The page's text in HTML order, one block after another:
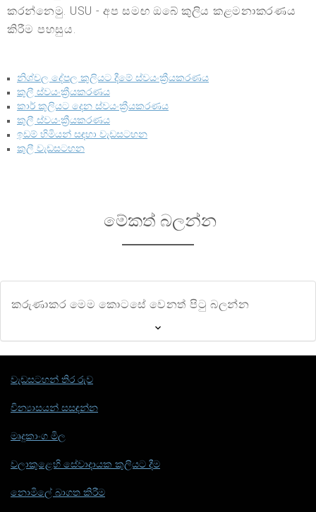
කරන්නෙමු. USU - අප සමඟ ඔබේ කුලිය කළමනාකරණය
කිරීම පහසුය.
නිශ්චල දේපල කුලියට දීමේ ස්වයංක්‍රීයකරණය
කුලී ස්වයංක්‍රීයකරණය
කාර් කුලියට දෙන ස්වයංක්‍රීයකරණය
කුලී ස්වයංක්‍රීයකරණය
ඉඩම් හිමියන් සඳහා වැඩසටහන
කුලී වැඩසටහන
මේකත් බලන්න
කරුණාකර මෙම කොටසේ වෙනත් පිටු බලන්න
වැඩසටහන් තිර රුව
වින්‍යාසයන් සසඳන්න
මෘදුකාංග මිල
වලාකුළෙහි සේවාදායක කුලියට දීම
නොමිලේ බාගත කිරීම